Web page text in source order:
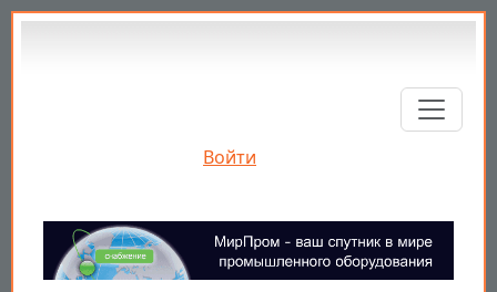
Перейти к основному содержанию
Войти